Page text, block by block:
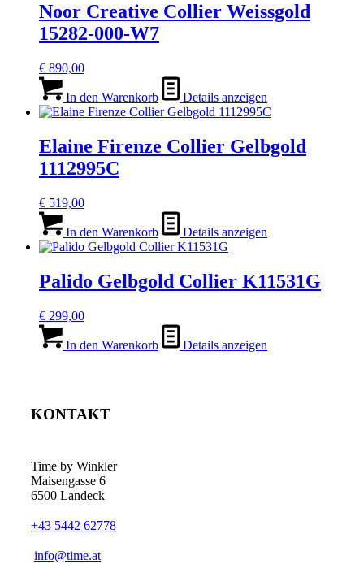
Noor Creative Collier Weissgold
15282-000-W7
€ 890,00
In den Warenkorb Details anzeigen
Elaine Firenze Collier Gelbgold
1112995C
€ 519,00
In den Warenkorb Details anzeigen
Palido Gelbgold Collier K11531G
€ 299,00
In den Warenkorb Details anzeigen
KONTAKT
Time by Winkler
Maisengasse 6
6500 Landeck
+43 5442 62778
­info@time.at